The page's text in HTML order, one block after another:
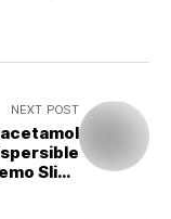
NEXT POST
Slide